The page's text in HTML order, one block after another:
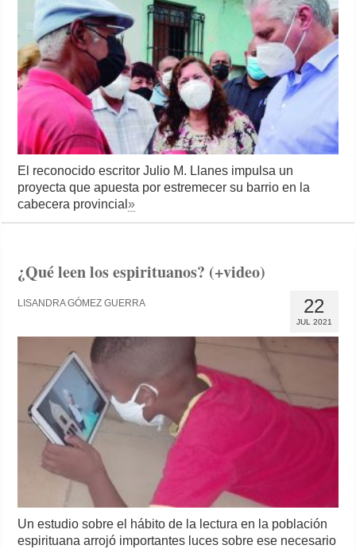
El reconocido escritor Julio M. Llanes impulsa un
proyecta que apuesta por estremecer su barrio en la
cabecera provincial»
¿Qué leen los espirituanos? (+video)
22
JUL 2021
LISANDRA GÓMEZ GUERRA
Un estudio sobre el hábito de la lectura en la población
espirituana arrojó importantes luces sobre ese necesario